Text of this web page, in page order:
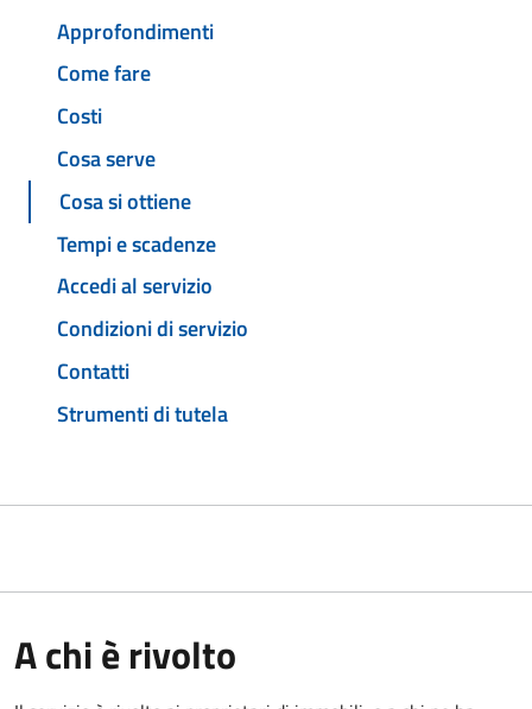
Approfondimenti
Come fare
Costi
Cosa serve
Cosa si ottiene
Tempi e scadenze
Accedi al servizio
Condizioni di servizio
Contatti
Strumenti di tutela
A chi è rivolto